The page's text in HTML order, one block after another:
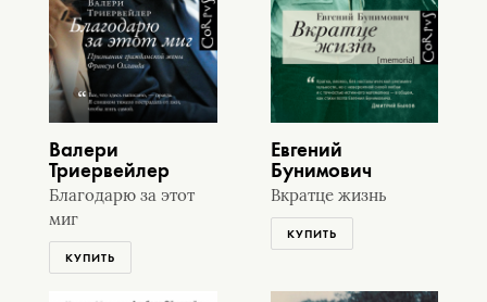
Валери
Триервейлер
Благодарю за этот
миг
КУПИТЬ
Евгений
Бунимович
Вкратце жизнь
КУПИТЬ